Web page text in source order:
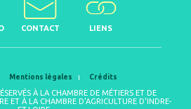
CONTACT LIENS
Mentions légales Crédits
À LA CHAMBRE DE MÉTIERS ET DE
ET À LA CHAMBRE D'AGRICULTURE D'INDRE-